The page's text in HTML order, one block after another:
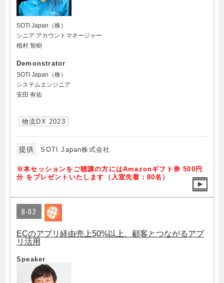
SOTI Japan（株）
シニア アカウントマネージャー
植村 智樹
Demonstrator
SOTI Japan（株）
システムエンジニア
安田 有佑
物流DX 2023
提供 SOTI Japan株式会社
※本セッションをご聴講の方にはAmazonギフト券 500円
分 をプレゼントいたします（入室先着：80名）
B-02
ECのアプリ経由売上50%以上、顧客とつながるアプ
リ活用
Speaker